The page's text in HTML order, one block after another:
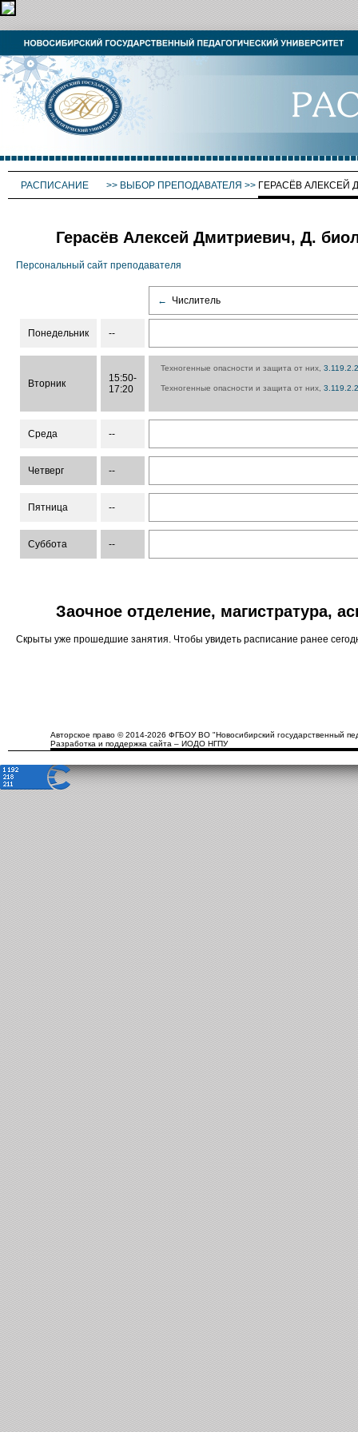
РАСПИСАНИЕ >> ВЫБОР ПРЕПОДАВАТЕЛЯ >> ГЕРАСЁВ АЛЕКСЕЙ
Герасёв Алексей Дмитриевич, Д.
Персональный сайт преподавателя
← Числитель
Понедельник --
Вторник
15:50-
17:20
Техногенные опасности и защита от них,
Техногенные опасности и защита от них,
Среда --
Четверг --
Пятница --
Суббота --
Заочное отделение, магистратура,
Скрыты уже прошедшие занятия. Чтобы увидеть расписание ранее
Авторское право © 2014-2026 ФГБОУ ВО "Новосибирский государственный
Разработка и поддержка сайта – ИОДО НГПУ